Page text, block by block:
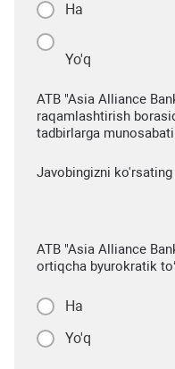
Ha
Yo'q
ATB "Asia Alliance
raqamlashtirish
tadbirlarga
Javobingizni ko'rsating
ATB "Asia Alliance
ortiqcha byurokratik
Ha
Yo'q